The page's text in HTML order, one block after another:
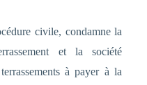
civile, condamne la
et la société
à payer à la